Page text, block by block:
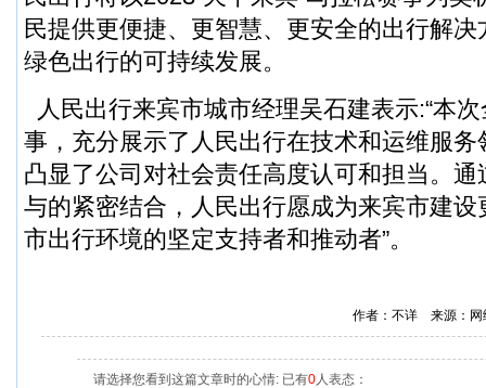
民提供更便捷、更智慧、更安全的出行解
绿色出行的可持续发展。
人民出行来宾市城市经理吴石建表示:“本
事，充分展示了人民出行在技术和运维服
凸显了公司对社会责任高度认可和担当。
与的紧密结合，人民出行愿成为来宾市建
市出行环境的坚定支持者和推动者”。
作者：不详 来源：
请选择您看到这篇文章时的心情: 已有0人表态：